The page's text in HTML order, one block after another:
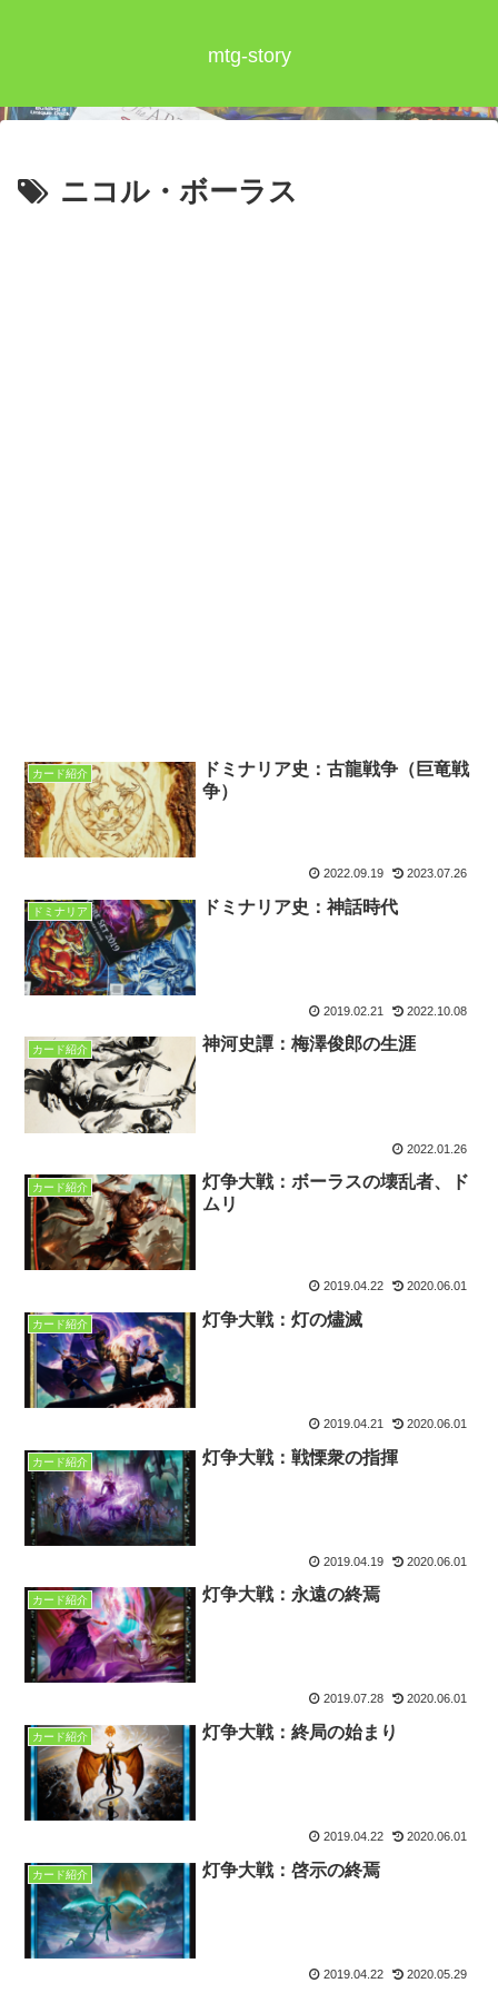
mtg-story
ニコル・ボーラス
カード紹介
ドミナリア史：古龍戦争（巨竜戦
争）
2022.09.19 2023.07.26
ドミナリア ドミナリア史：神話時代
2019.02.21 2022.10.08
カード紹介 神河史譚：梅澤俊郎の生涯
2022.01.26
カード紹介
灯争大戦：ボーラスの壊乱者、ド
ムリ
2019.04.22 2020.06.01
カード紹介 灯争大戦：灯の燼滅
2019.04.21 2020.06.01
カード紹介 灯争大戦：戦慄衆の指揮
2019.04.19 2020.06.01
カード紹介 灯争大戦：永遠の終焉
2019.07.28 2020.06.01
カード紹介 灯争大戦：終局の始まり
2019.04.22 2020.06.01
カード紹介 灯争大戦：啓示の終焉
2019.04.22 2020.05.29